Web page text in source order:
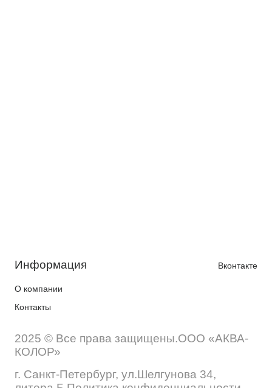
Информация
О компании
Контакты
Вконтакте
2025 © Все права защищены.ООО «АКВА-
КОЛОР»
г. Санкт-Петербург, ул.Шелгунова 34,